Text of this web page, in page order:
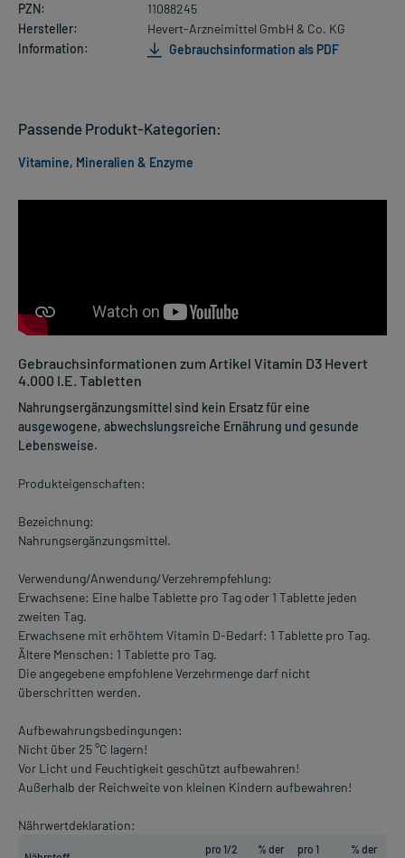
PZN:
11088245
Hersteller:
Hevert-Arzneimittel GmbH & Co. KG
Information:
Gebrauchsinformation als PDF
Gebrauchsinformationen zum Artikel Vitamin D3 Hevert
4.000 I.E. Tabletten
Nahrungsergänzungsmittel sind kein Ersatz für eine
ausgewogene, abwechslungsreiche Ernährung und gesunde
Lebensweise.
Produkteigenschaften:
Bezeichnung:
Nahrungsergänzungsmittel.
Verwendung/Anwendung/Verzehrempfehlung:
Erwachsene: Eine halbe Tablette pro Tag oder 1 Tablette jeden
zweiten Tag.
Erwachsene mit erhöhtem Vitamin D-Bedarf: 1 Tablette pro Tag.
Ältere Menschen: 1 Tablette pro Tag.
Die angegebene empfohlene Verzehrmenge darf nicht
überschritten werden.
Aufbewahrungsbedingungen:
Nicht über 25 °C lagern!
Vor Licht und Feuchtigkeit geschützt aufbewahren!
Außerhalb der Reichweite von kleinen Kindern aufbewahren!
Nährwertdeklaration:
pro 1/2 % der pro 1 % der
Passende Produkt-Kategorien:
Vitamine, Mineralien & Enzyme